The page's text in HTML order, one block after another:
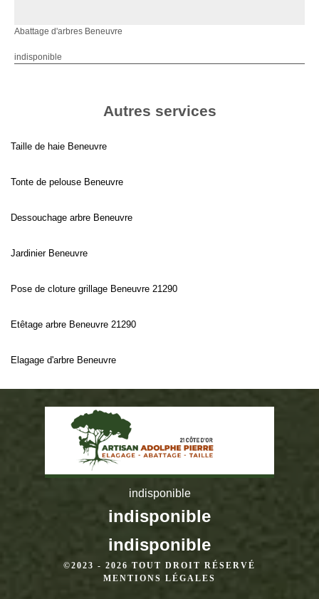
Abattage d'arbres Beneuvre
indisponible
Autres services
Taille de haie Beneuvre
Tonte de pelouse Beneuvre
Dessouchage arbre Beneuvre
Jardinier Beneuvre
Pose de cloture grillage Beneuvre 21290
Etêtage arbre Beneuvre 21290
Elagage d'arbre Beneuvre
indisponible
indisponible
indisponible
©2023 - 2026 TOUT DROIT RÉSERVÉ
MENTIONS LÉGALES